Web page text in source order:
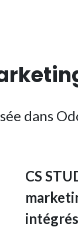
dans
CS